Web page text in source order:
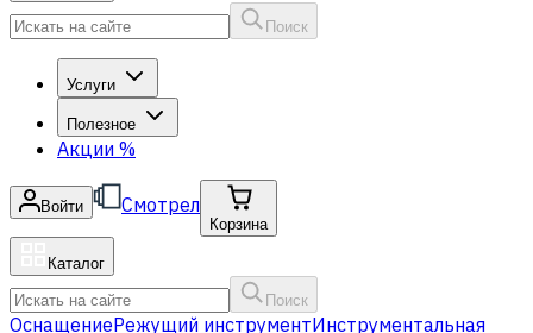
Поиск
Услуги
Полезное
Акции %
Войти Смотрел
Корзина
Каталог
Поиск
ОснащениеРежущий инструментИнструментальная